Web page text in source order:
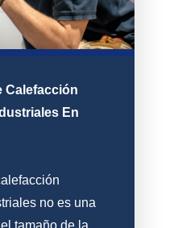
Calefacción
En
no es una
tamaño de la